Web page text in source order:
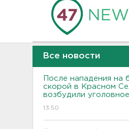
Все новости
После нападения на
скорой в Красном
возбудили
13:50